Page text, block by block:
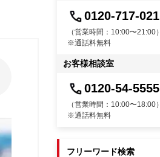
0120-717-021
（営業時間：10:00〜21:00）
※通話料無料
お客様相談室
0120-54-5555
（営業時間：10:00〜18:00）
※通話料無料
フリーワード検索